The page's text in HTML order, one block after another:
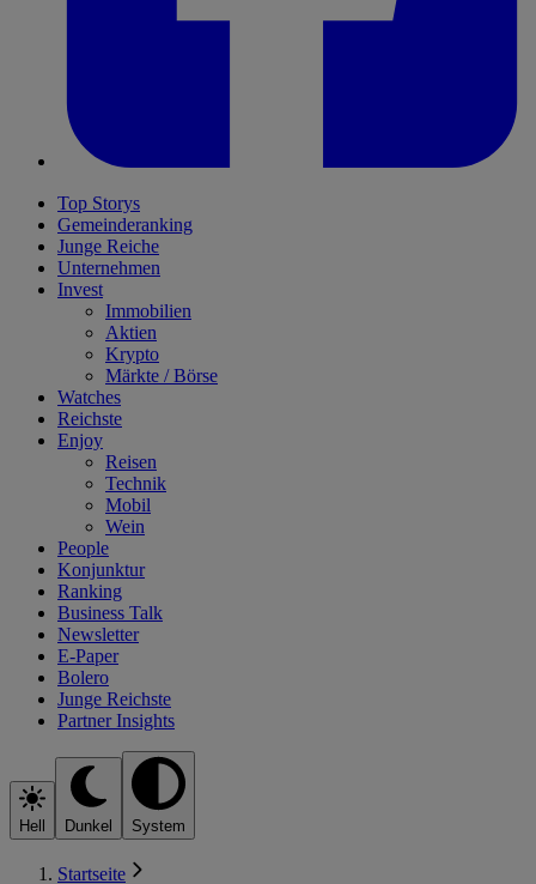
Top Storys
Gemeinderanking
Junge Reiche
Unternehmen
Invest
Immobilien
Aktien
Krypto
Märkte / Börse
Watches
Reichste
Enjoy
Reisen
Technik
Mobil
Wein
People
Konjunktur
Ranking
Business Talk
Newsletter
E-Paper
Bolero
Junge Reichste
Partner Insights
Hell Dunkel System
Startseite